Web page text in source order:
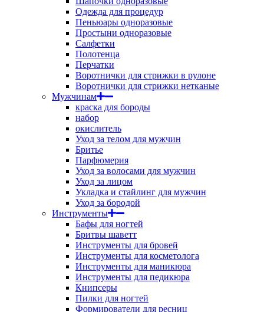
Одежда для процедур
Пеньюары одноразовые
Простыни одноразовые
Салфетки
Полотенца
Перчатки
Воротнички для стрижки в рулоне
Воротнички для стрижки нетканые
Мужчинам
краска для бороды
набор
окислитель
Уход за телом для мужчин
Бритье
Парфюмерия
Уход за волосами для мужчин
Уход за лицом
Укладка и стайлинг для мужчин
Уход за бородой
Инструменты
Бафы для ногтей
Бритвы шаветт
Инструменты для бровей
Инструменты для косметолога
Инструменты для маникюра
Инструменты для педикюра
Книпсеры
Пилки для ногтей
Формирователи для ресниц